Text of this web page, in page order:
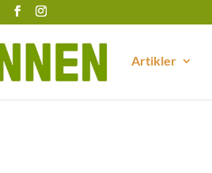
Artikler